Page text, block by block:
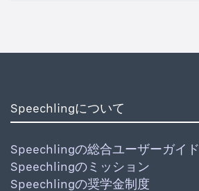
Speechlingについて
Speechlingの総合ユーザーガイド
Speechlingのミッション
Speechlingの奨学金制度